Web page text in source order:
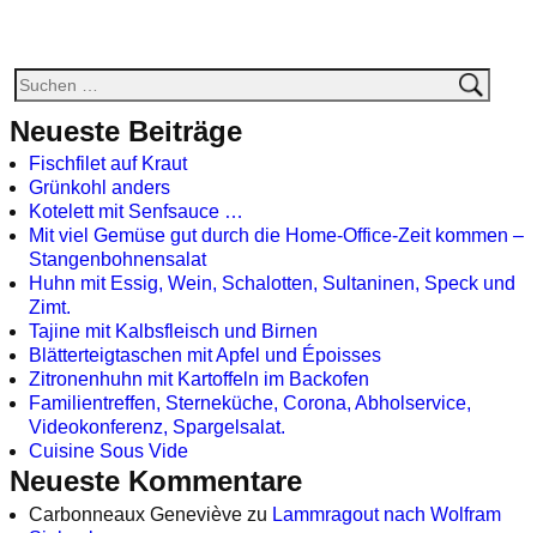
Neueste Beiträge
Fischfilet auf Kraut
Grünkohl anders
Kotelett mit Senfsauce …
Mit viel Gemüse gut durch die Home-Office-Zeit kommen –
Stangenbohnensalat
Huhn mit Essig, Wein, Schalotten, Sultaninen, Speck und
Zimt.
Tajine mit Kalbsfleisch und Birnen
Blätterteigtaschen mit Apfel und Époisses
Zitronenhuhn mit Kartoffeln im Backofen
Familientreffen, Sterneküche, Corona, Abholservice,
Videokonferenz, Spargelsalat.
Cuisine Sous Vide
Neueste Kommentare
Carbonneaux Geneviève zu Lammragout nach Wolfram